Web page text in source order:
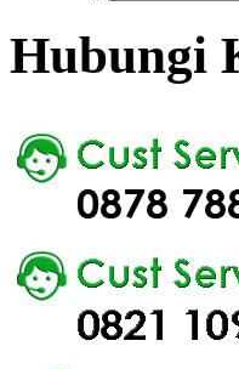
Hubungi